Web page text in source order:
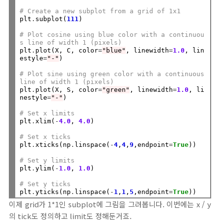
# Create a new subplot from a grid of 1x1
plt . subplot( 111)
# Plot cosine using blue color with a continuou
s line of width 1 (pixels)
plt . plot(X, C, color="blue" , linewidth=1.0 , lin
estyle="-" )
# Plot sine using green color with a continuous
line of width 1 (pixels)
plt . plot(X, S, color="green" , linewidth=1.0 , li
nestyle="-" )
# Set x limits
plt .xlim( -4.0 , 4.0 )
# Set x ticks
plt .xticks(np . linspace( -4 ,4 ,9 ,endpoint=True))
# Set y limits
plt .ylim( - 1.0 , 1.0 )
# Set y ticks
plt .yticks(np . linspace( - 1 , 1 , 5 ,endpoint=True
이제 grid가 1*1인 subplot에 그림을 그려봅니다. 이번에는 x / y
의 tick도 정의하고 limit도 정해둔거죠.